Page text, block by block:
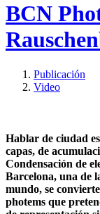
BCN
Publicación
Video
Hablar de ciudad
capas, de
Condensación de
Barcelona, una de
mundo, se
photems que